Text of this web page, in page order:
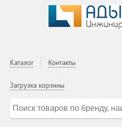
Каталог Контакты
Загрузка корзины